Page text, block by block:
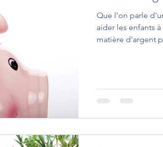
Que l'on parle
aider les enfants
matière d'argent